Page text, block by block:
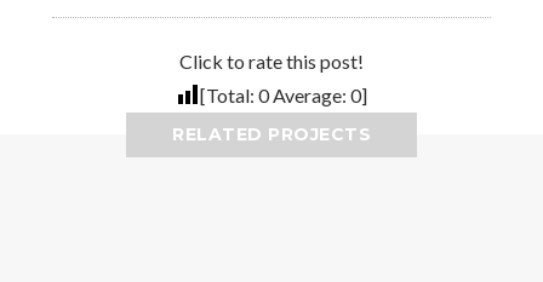
Click to rate this post!
[Total: 0Average: 0]
RELATED PROJECTS